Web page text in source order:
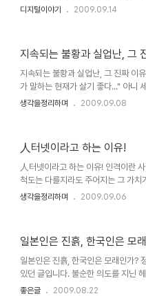
무 조직 등- 의 입장에서 어떤 주제를
자체도 되돌려 생각하면 크라우드 소
때 다원적이고 커다란 틀에서는 굳
정..
디지털이야기 2009.09.14
지속되는 불황과 실업난, 그
지속되는 불황과 실업난, 그 진짜 이
가 말하는 현재가 살기 좋다..." 아니
는 시대다"라고 들었던 적이 있으신
말을 하냐면, 그건 너무도 헤게모니
가.. 그것을 통해 이익을 얻는 보이
생각을정리하며 2009.09.08
人터넷이라고 하는 이유!
人터넷이라고 하는 이유! 인격이란
척도는 다를지라도 주어지는 그 가
되 보일지언정 그 사람의 모습 자체
진정코 차별적인 등급으로 살아가야
보이기도 합니다. 그러나 이렇게 묻
람?!!!..
생각을정리하며 2009.09.06
일본인은 진흙, 한국인은 모
일본인은 진흙, 한국인은 모래인가?
있던 글입니다. 불순한 의도를 지닌
한 글이라서 조금이라도 많은 분들과
좋은글 2009.08.22